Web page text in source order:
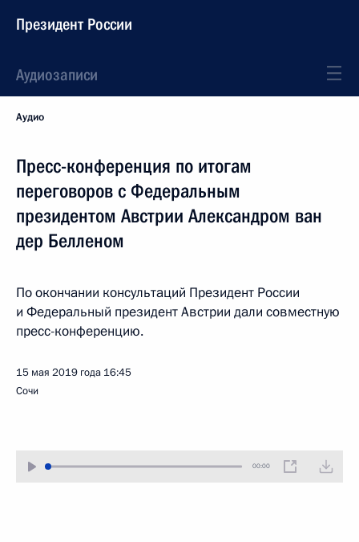
Президент России
Аудиозаписи
Аудио
Пресс-конференция по итогам
переговоров с Федеральным
президентом Австрии Александром ван
дер Белленом
По окончании консультаций Президент России
и Федеральный президент Австрии дали совместную
пресс-конференцию.
15 мая 2019 года 16:45
Сочи
00:00